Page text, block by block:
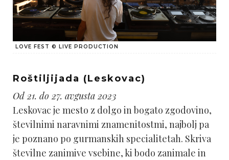
LOVE FEST © LIVE PRODUCTION
Roštiljijada (Leskovac)
Od 21. do 27. avgusta 2023
Leskovac je mesto z dolgo in bogato zgodovino,
številnimi naravnimi znamenitostmi, najbolj pa
je poznano po gurmanskih specialitetah. Skriva
številne zanimive vsebine, ki bodo zanimale in